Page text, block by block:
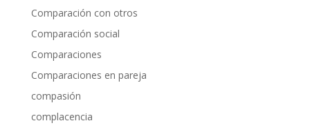
Comparación con otros
Comparación social
Comparaciones
Comparaciones en pareja
compasión
complacencia